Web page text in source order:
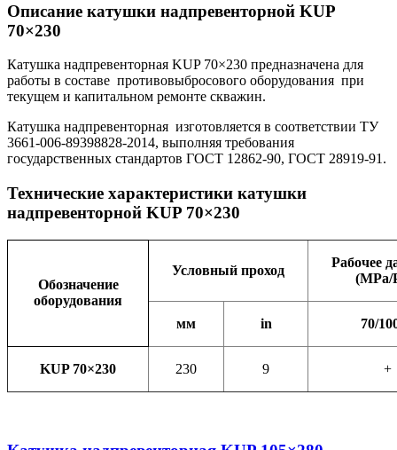
Описание катушки надпревенторной KUP
70×230
Катушка надпревенторная KUP 70×230 предназначена для
работы в составе противовыбросового оборудования при
текущем и капитальном ремонте скважин.
Катушка надпревенторная изготовляется в соответствии ТУ
3661-006-89398828-2014, выполняя требования
государственных стандартов ГОСТ 12862-90, ГОСТ 28919-91.
Технические характеристики катушки
надпревенторной KUP 70×230
Обозначение
оборудования
Условный проход
Рабочее
(МРа/
мм in 70/
KUP 70×230 230 9 +